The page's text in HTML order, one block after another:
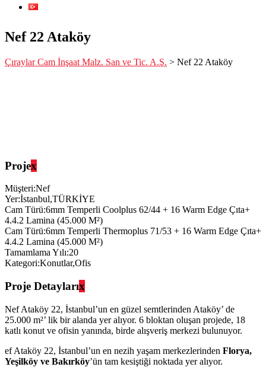
Nef 22 Ataköy
Çıraylar Cam İnşaat Malz. San ve Tic. A.Ş. > Nef 22 Ataköy
Projex
Müşteri:Nef
Yer:İstanbul,TÜRKİYE
Cam Türü:6mm Temperli Coolplus 62/44 + 16 Warm Edge Çıta+
4.4.2 Lamina (45.000 M²)
Cam Türü:6mm Temperli Thermoplus 71/53 + 16 Warm Edge Çıta+
4.4.2 Lamina (45.000 M²)
Tamamlama Yılı:20
Kategori:Konutlar,Ofis
Proje Detaylarıx
Nef Ataköy 22, İstanbul’un en güzel semtlerinden Ataköy’ de
25.000 m²’ lik bir alanda yer alıyor. 6 bloktan oluşan projede, 18
katlı konut ve ofisin yanında, birde alışveriş merkezi bulunuyor.
ef Ataköy 22, İstanbul’un en nezih yaşam merkezlerinden Florya,
Yeşilköy ve Bakırköy’ün tam kesiştiği noktada yer alıyor.